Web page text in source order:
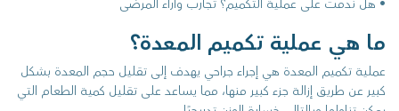
• هل ندمت على عملية التكميم؟ تجارب وآراء المرضى
ما هي عملية تكميم المعدة؟
عملية تكميم المعدة هي إجراء جراحي يهدف إلى تقليل حجم المعدة بشكل
كبير عن طريق إزالة جزء كبير منها، مما يساعد على تقليل كمية الطعام التي